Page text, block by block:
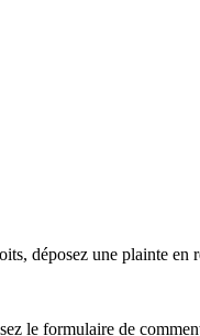
déposez une plainte en
le formulaire de